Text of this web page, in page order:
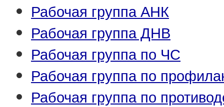
Рабочая группа АНК
Рабочая группа ДНВ
Рабочая группа по ЧС
Рабочая группа по
Рабочая группа по